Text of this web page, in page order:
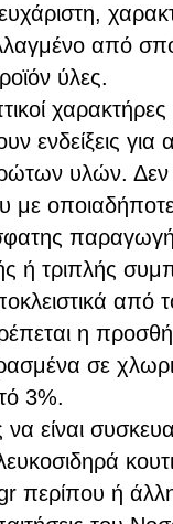
από
ύλες.
ενδείξεις
υλών. Δεν
με
ή τριπλής
από
η
σε
3%.
είναι
περίπου ή